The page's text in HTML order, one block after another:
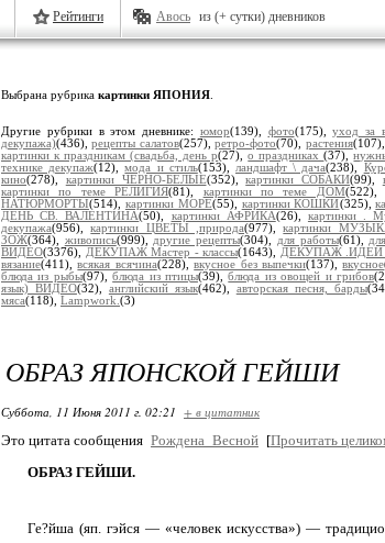
Рейтинги Авось из (+ сутки) дневников
Выбрана рубрика картинки ЯПОНИЯ
Другие рубрики в этом дневнике: юмор(139), фото(175),уход за
декупажа)(436),рецепты салатов(257),ретро-фото(70), растения
картинки к праздникам (свадьба, день р(27),о праздниках(37),
технике декупаж(12),мода и стиль(153), ландшафт \ дача(238),
кино(278), картинки ЧЕРНО-БЕЛЫЕ(352),картинки СОБАКИ(99),
картинки по теме РЕЛИГИЯ(81), картинки по теме ДОМ
НАТЮРМОРТЫ(514), картинки МОРЕ(55), картинки КОШКИ(325),
ДЕНЬ СВ. ВАЛЕНТИНА(50), картинки АФРИКА(26), картинки .
декупажа(956),картинки ЦВЕТЫ ,природа(977),картинки
ЗОЖ(364), живопись(999), другие рецепты(304), для работы(61),
ВИДЕО(3376), ДЕКУПАЖ Мастер - классы(1643), ДЕКУПАЖ .ИДЕИ
вязание(411),всякая всячина(228),вкусное без выпечки(137),вкусное
блюда из рыбы(97),блюда из птицы(39),блюда из овощей и грибов
язык) ВИДЕО(32), английский язык(462), авторская песня, барды
мяса(118), Lampwork. (3)
ОБРАЗ ЯПОНСКОЙ ГЕЙШИ
Суббота, 11 Июня 2011 г. 02:21 + в цитатник
Это цитата сообщения Рождена_Весной [Прочитать
ОБРАЗ ГЕЙШИ.
Ге?йша (яп. гэйся — «человек искусства») —